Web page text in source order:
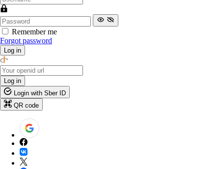
Remember me
Forgot password
Log in
Log in
Login with Sber ID
QR code